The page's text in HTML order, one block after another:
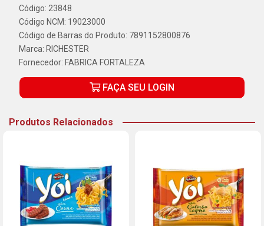
Código: 23848
Código NCM: 19023000
Código de Barras do Produto: 7891152800876
Marca: RICHESTER
Fornecedor: FABRICA FORTALEZA
FAÇA SEU LOGIN
Produtos Relacionados